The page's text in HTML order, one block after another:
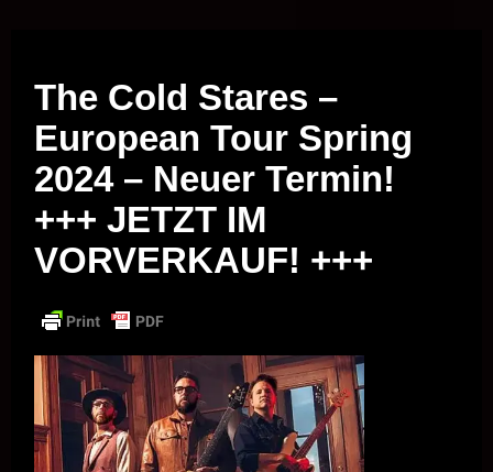
The Cold Stares –
European Tour Spring
2024 – Neuer Termin!
+++ JETZT IM
VORVERKAUF! +++